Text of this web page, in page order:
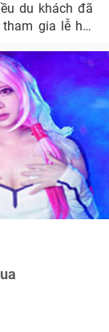
du khách đã
gia lễ hội